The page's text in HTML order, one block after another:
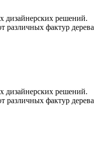
дизайнерских решений.
различных фактур дерева
дизайнерских решений.
различных фактур дерева